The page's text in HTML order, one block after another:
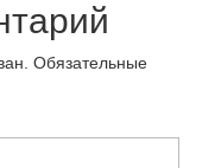
Обязательные